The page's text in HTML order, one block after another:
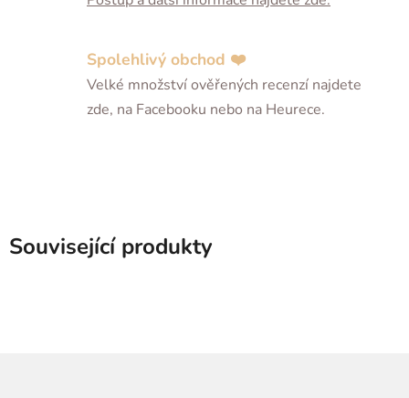
Spolehlivý obchod ❤️
Velké množství ověřených recenzí najdete
zde, na Facebooku nebo na Heurece.
Související produkty